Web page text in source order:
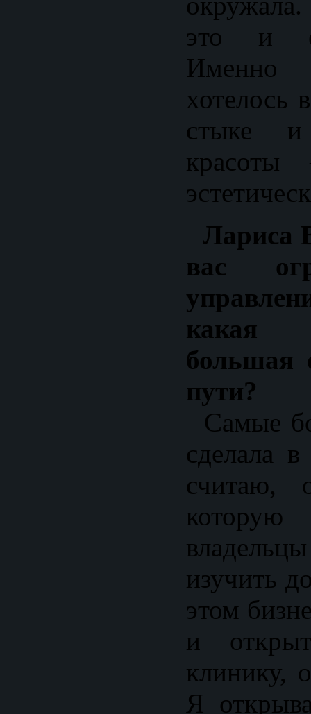
это и
Именно
хотелось
стыке
Лариса
вас
какая
большая
пути?
Самые
сделала
считаю,
которую
изучить
этом
и
клинику,
Я